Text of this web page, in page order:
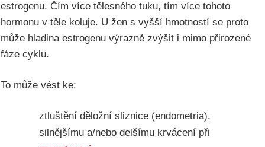
estrogenu. Čím více tělesného tuku, tím více tohoto
hormonu v těle koluje. U žen s vyšší hmotností se proto
může hladina estrogenu výrazně zvýšit i mimo přirozené
fáze cyklu.
To může vést ke:
ztluštění děložní sliznice (endometria),
silnějšímu a/nebo delšímu krvácení při